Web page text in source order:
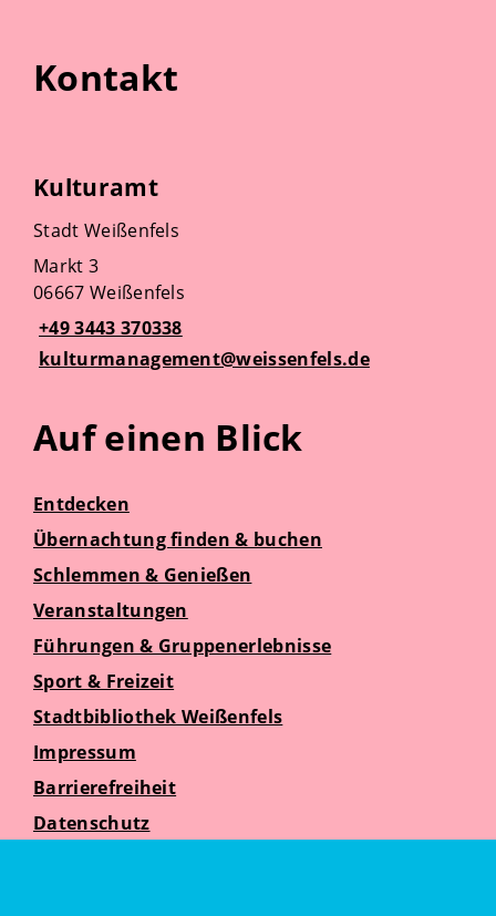
Kontakt
Kulturamt
Stadt Weißenfels
Markt 3
06667 Weißenfels
+49 3443 370338
kulturmanagement@weissenfels.de
Auf einen Blick
Entdecken
Übernachtung finden & buchen
Schlemmen & Genießen
Veranstaltungen
Führungen & Gruppenerlebnisse
Sport & Freizeit
Stadtbibliothek Weißenfels
Impressum
Barrierefreiheit
Datenschutz